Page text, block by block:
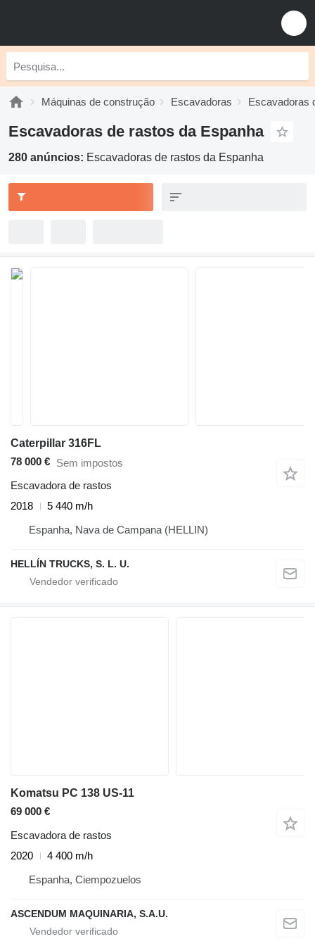
Máquinas de construção Escavadoras Escavadoras
Escavadoras de rastos da Espanha
280 anúncios: Escavadoras de rastos da Espanha
Caterpillar 316FL
78 000 € Sem impostos
Escavadora de rastos
2018
5 440 m/h
Espanha, Nava de Campana (HELLIN)
HELLÍN TRUCKS, S. L. U.
Komatsu PC 138 US-11
69 000 €
Escavadora de rastos
2020
4 400 m/h
Espanha, Ciempozuelos
ASCENDUM MAQUINARIA, S.A.U.